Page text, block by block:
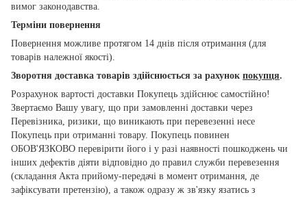
вимог законодавства.
Терміни повернення
Повернення можливе протягом 14 днів після отримання (для
товарів належної якості).
Зворотня доставка товарів здійснюється за рахунок покупця.
Розрахунок вартості доставки Покупець здійснює самостійно!
Звертаємо Вашу увагу, що при замовленні доставки через
Перевізника, ризики, що виникають при перевезенні несе
Покупець при отриманні товару. Покупець повинен
ОБОВ'ЯЗКОВО перевірити його і у разі наявності пошкоджень чи
інших дефектів діяти відповідно до правил служби перевезення
(складання Акта прийому-передачі в момент отримання, де
зафіксувати претензію), а також одразу ж зв'язку язатись з